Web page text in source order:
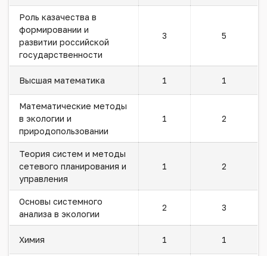
Роль казачества в
формировании и
развитии российской
государственности
3 5
Высшая математика 1 1
Математические методы
в экологии и
природопользовании
1 2
Теория систем и методы
сетевого планирования и
управления
1 2
Основы системного
анализа в экологии
2 3
Химия 1 1